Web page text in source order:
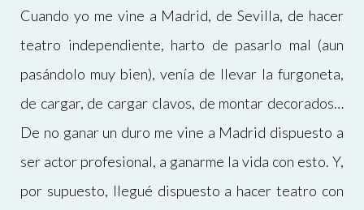
Cuando yo me vine a Madrid, de Sevilla, de hacer
teatro independiente, harto de pasarlo mal (aun
pasándolo muy bien), venía de llevar la furgoneta,
de cargar, de cargar clavos, de montar decorados…
De no ganar un duro me vine a Madrid dispuesto a
ser actor profesional, a ganarme la vida con esto. Y,
por supuesto, llegué dispuesto a hacer teatro con